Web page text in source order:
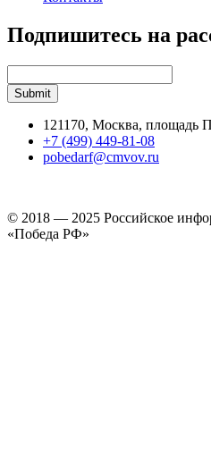
Подпишитесь на
121170, Москва, площадь
+7 (499) 449-81-08
pobedarf@cmvov.ru
© 2018 — 2025 Российское
«Победа РФ»